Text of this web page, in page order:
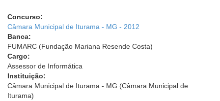
Concurso:
Câmara Municipal de Iturama - MG - 2012
Banca:
FUMARC (Fundação Mariana Resende Costa)
Cargo:
Assessor de Informática
Instituição:
Câmara Municipal de Iturama - MG (Câmara Municipal de
Iturama)